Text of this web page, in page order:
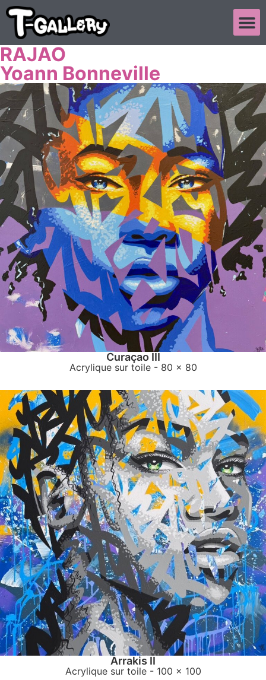
RAJAO
Yoann Bonneville
Curaçao III
Acrylique sur toile- 80 x 80
Arrakis II
Acrylique sur toile- 100 x 100